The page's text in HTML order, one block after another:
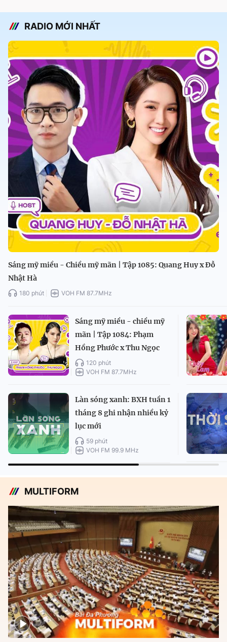
RADIO MỚI NHẤT
Sáng mỹ miều - Chiều mỹ mãn | Tập 1085: Quang Huy x Đỗ
Nhật Hà
180 phút VOH FM 87.7MHz
Sáng mỹ miều - chiều mỹ
mãn | Tập 1084: Phạm
Hồng Phước x Thu Ngọc
120 phút
VOH FM 87.7MHz
Làn sóng xanh: BXH tuần 1
tháng 8 ghi nhận nhiều kỷ
lục mới
59 phút
VOH FM 99.9 MHz
MULTIFORM